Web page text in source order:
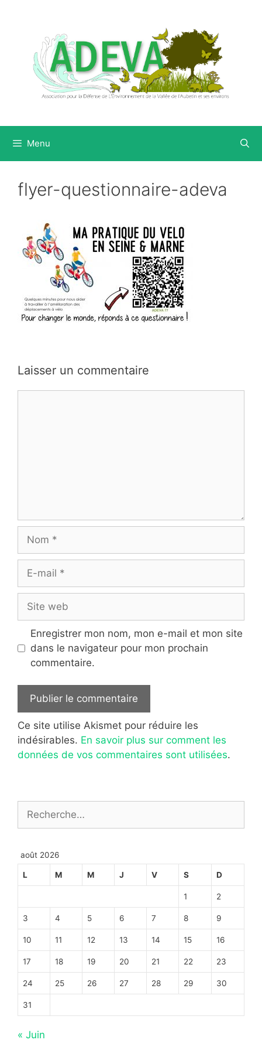
Menu
flyer-questionnaire-adeva
Laisser un commentaire
mail
web
Enregistrer mon nom, mon e-mail et mon site
dans le navigateur pour mon prochain
commentaire.
Ce site utilise Akismet pour réduire les
indésirables. En savoir plus sur comment les
données de vos commentaires sont utilisées.
août 2026
L M M J V S D
1 2
3 4 5 6 7 8 9
10 11 12 13 14 15 16
17 18 19 20 21 22 23
24 25 26 27 28 29 30
31
« Juin